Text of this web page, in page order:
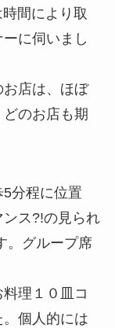
間により取
に伺いまし
店は、ほぼ
のお店も期
分程に位置
ンス?!の見られ
。グループ席
理１０皿コ
個人的には